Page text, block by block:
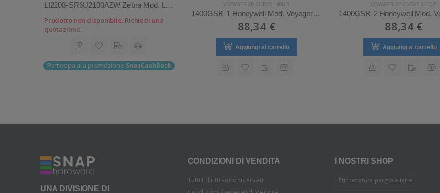
LI2208-SR6U2100AZW Zebra Mod. LI2208. Classificazione: Impugnabile.
Prodotto non disponibile. Richiedi una
quotazione.
Partecipa alla promozione SnapCashBack
VOYAGER XP CURVE 1400G
1400GSR-1 Honeywell Mod. Voyager XP Curve 1400g.
88,34 €
Aggiungi al carrello
VOYAGER XP CURVE 1400G
88,34 €
Aggiungi al carrello
UNA DIVISIONE DI
CONDIZIONI DI VENDITA
Tutti i diritti sono riservati
I NOSTRI SHOP
Etichettatura per gioiellerie